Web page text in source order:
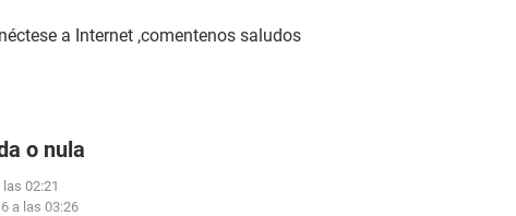
a Internet ,comentenos saludos
o nula
02:21
a las 03:26